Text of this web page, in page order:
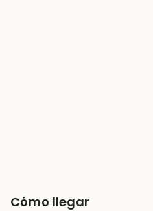
Cómo llegar